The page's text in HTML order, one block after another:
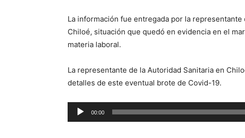
La información fue entregada por la
Chiloé, situación que quedó en evidencia en el
materia laboral.
La representante de la Autoridad Sanitaria en
detalles de este eventual brote de Covid-19.
Reproductor
de
00:00